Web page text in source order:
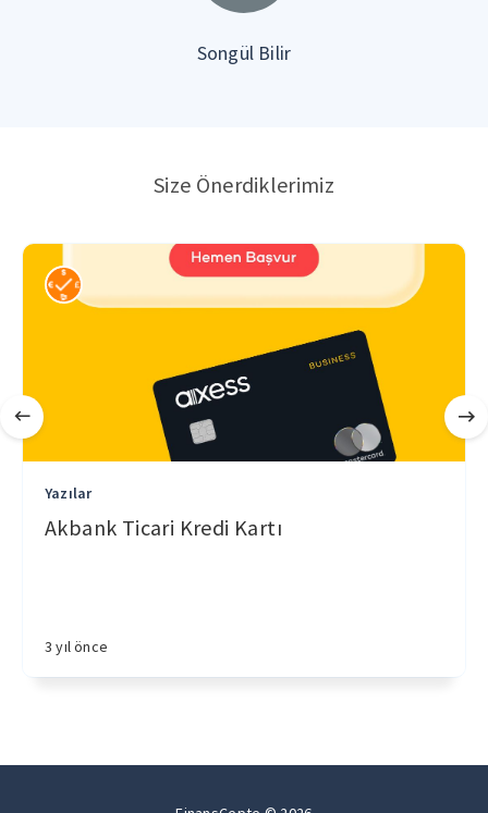
Songül Bilir
Size Önerdiklerimiz
Yazılar
Akbank Ticari Kredi Kartı
3 yıl önce